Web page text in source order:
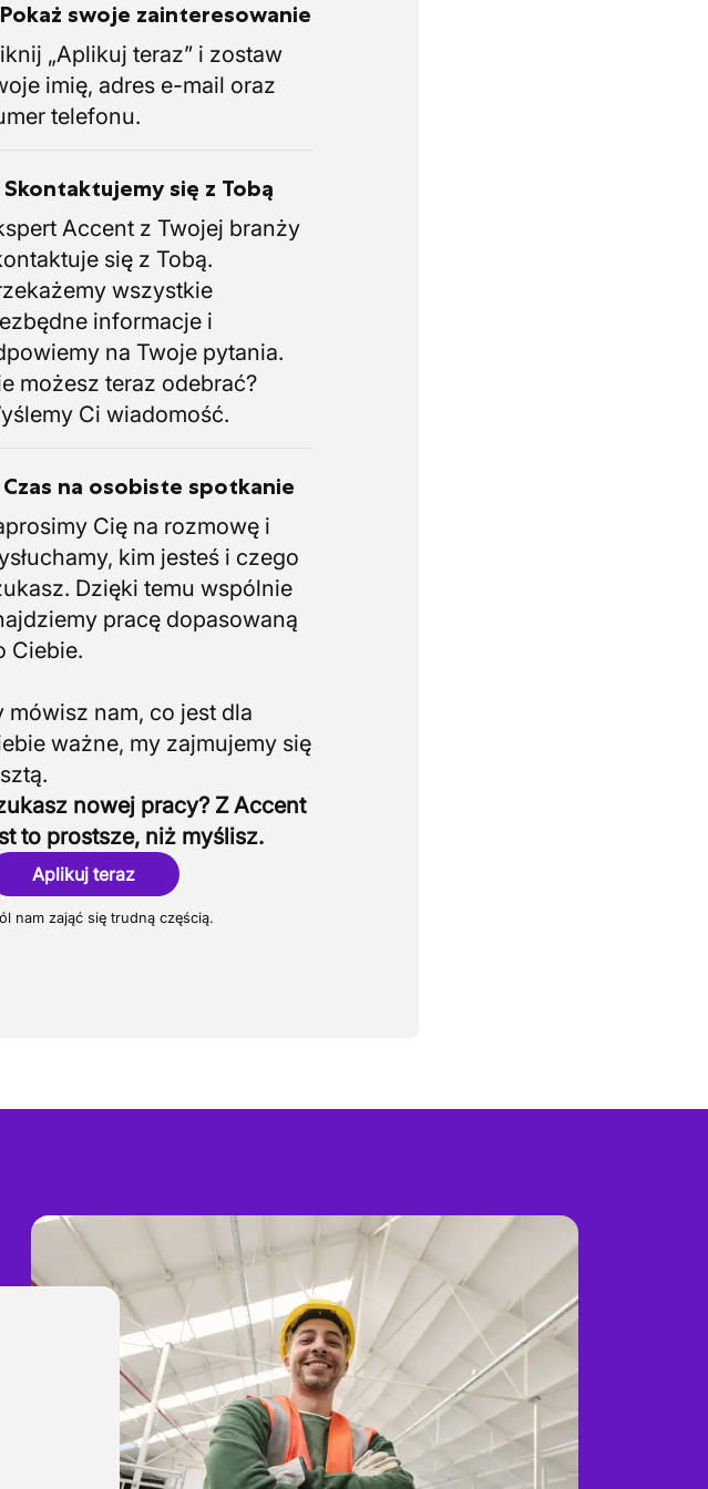
Pokaż swoje zainteresowanie
„Aplikuj teraz” i zostaw
imię, adres e-mail oraz
telefonu.
Skontaktujemy się z Tobą
Accent z Twojej branży
się z Tobą.
wszystkie
informacje i
na Twoje pytania.
możesz teraz odebrać?
Ci wiadomość.
Czas na osobiste spotkanie
Cię na rozmowę i
kim jesteś i czego
Dzięki temu wspólnie
pracę dopasowaną
Ciebie.
mówisz nam, co jest dla
ważne, my zajmujemy się
nowej pracy? Z Accent
to prostsze, niż myślisz.
Aplikuj teraz
nam zająć się trudną częścią.